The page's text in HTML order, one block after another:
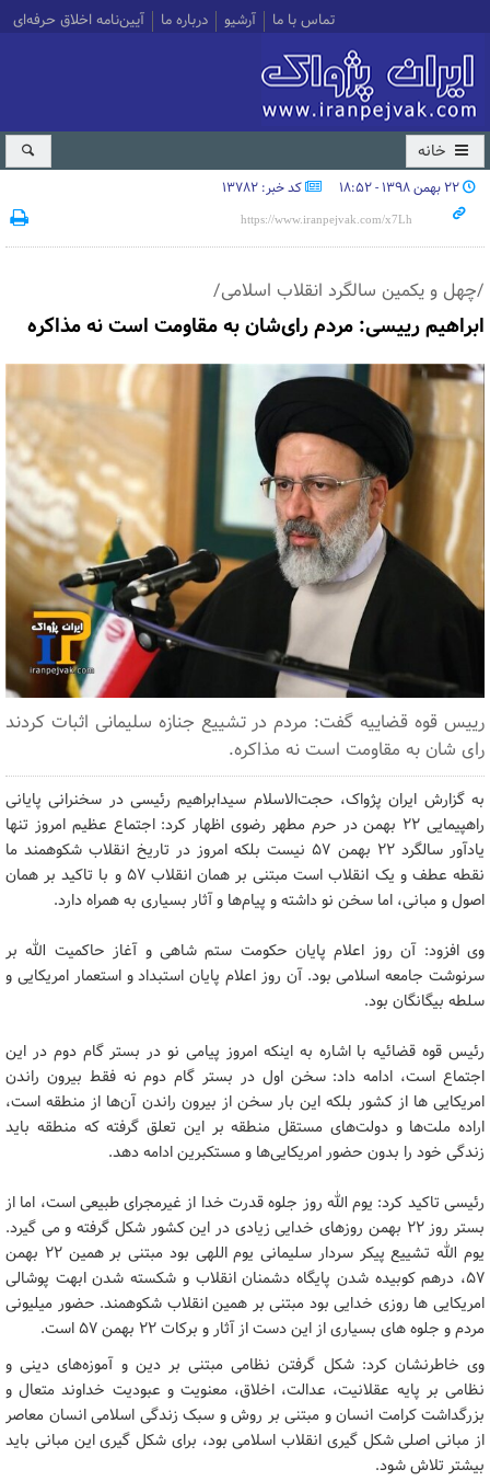
تماس با ما آرشیو درباره ما آیین‌نامه اخلاق حرفه‌ای
خانه
۲۲ بهمن ۱۳۹۸ - ۱۸:۵۲ کد خبر: 13782
/چهل و یکمین سالگرد انقلاب اسلامی/
ابراهیم رییسی: مردم رای‌شان به مقاومت است نه مذاکره
رییس قوه قضاییه گفت: مردم در تشییع جنازه سلیمانی اثبات کردند
رای شان به مقاومت است نه مذاکره.
به گزارش ایران پژواک، حجت‌الاسلام سیدابراهیم رئیسی در سخنرانی پایانی
راهپیمایی ۲۲ بهمن در حرم مطهر رضوی اظهار کرد: اجتماع عظیم امروز تنها
یادآور سالگرد ۲۲ بهمن ۵۷ نیست بلکه امروز در تاریخ انقلاب شکوهمند ما
نقطه عطف و یک انقلاب است مبتنی بر همان انقلاب ۵۷ و با تاکید بر همان
اصول و مبانی، اما سخن نو داشته و پیام‌ها و آثار بسیاری به همراه دارد.
وی افزود: آن روز اعلام پایان حکومت ستم شاهی و آغاز حاکمیت الله بر
سرنوشت جامعه اسلامی بود. آن روز اعلام پایان استبداد و استعمار امریکایی و
سلطه بیگانگان بود.
رئیس قوه قضائیه با اشاره به اینکه امروز پیامی نو در بستر گام دوم در این
اجتماع است، ادامه داد: سخن اول در بستر گام دوم نه فقط بیرون راندن
امریکایی ها از کشور بلکه این بار سخن از بیرون راندن آن‌ها از منطقه است،
اراده ملت‌ها و دولت‌های مستقل منطقه بر این تعلق گرفته که منطقه باید
زندگی خود را بدون حضور امریکایی‌ها و مستکبرین ادامه دهد.
رئیسی تاکید کرد: یوم الله روز جلوه قدرت خدا از غیرمجرای طبیعی است، اما از
بستر روز ۲۲ بهمن روزهای خدایی زیادی در این کشور شکل گرفته و می گیرد.
یوم الله تشییع پیکر سردار سلیمانی یوم اللهی بود مبتنی بر همین ۲۲ بهمن
۵۷، درهم کوبیده شدن پایگاه دشمنان انقلاب و شکسته شدن ابهت پوشالی
امریکایی ها روزی خدایی بود مبتنی بر همین انقلاب شکوهمند. حضور میلیونی
مردم و جلوه های بسیاری از این دست از آثار و برکات ۲۲ بهمن ۵۷ است.
وی خاطرنشان کرد: شکل گرفتن نظامی مبتنی بر دین و آموزه‌های دینی و
نظامی بر پایه عقلانیت، عدالت، اخلاق، معنویت و عبودیت خداوند متعال و
بزرگداشت کرامت انسان و مبتنی بر روش و سبک زندگی اسلامی انسان معاصر
از مبانی اصلی شکل گیری انقلاب اسلامی بود، برای شکل گیری این مبانی باید
بیشتر تلاش شود.